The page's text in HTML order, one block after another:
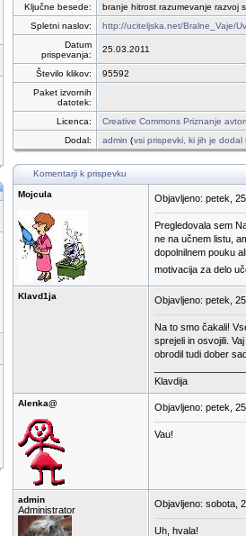
Ključne besede:
branje hitrost razumevanje razvoj
Spletni naslov:
http://uciteljska.net/Bralne_Vaje/
Datum
prispevanja:
25.03.2011
Število klikov:
95592
Paket izvornih
datotek:
Licenca:
Creative Commons Priznanje
Dodal:
admin (vsi prispevki, ki jih je dodal
Komentarji k prispevku
Mojcula Objavljeno: petek,
Pregledovala sem
ne na učnem listu,
dopolnilnem pouku
motivacija za delo
Klavd1ja Objavljeno: petek,
Na to smo čakali!
sprejeli in osvojili.
obrodil tudi dober
Klavdija
Alenka@ Objavljeno: petek,
Vau!
admin
Administrator
Objavljeno: sobota,
Uh, hvala!